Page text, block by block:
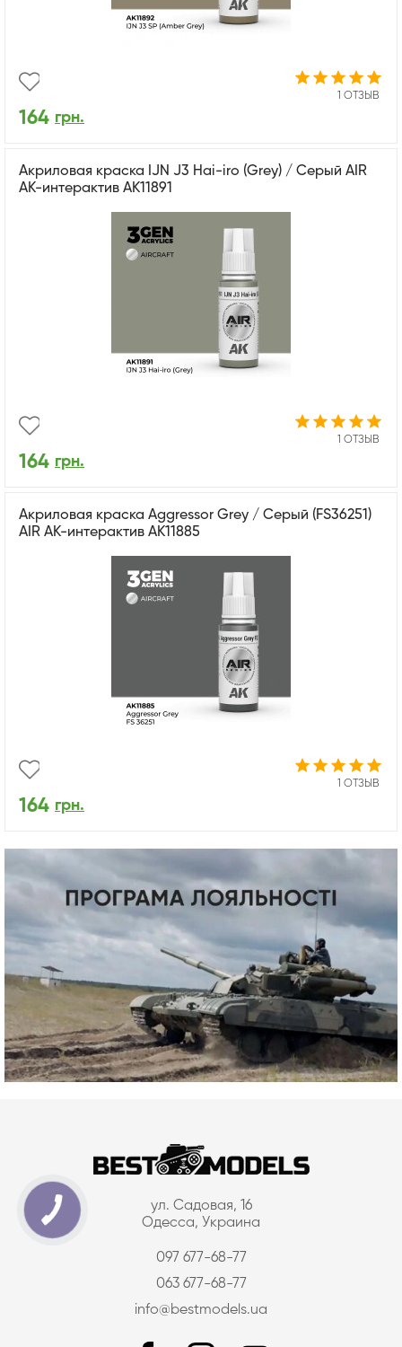
1 ОТЗЫВ
164 грн.
Акриловая краска IJN J3 Hai-iro (Grey) / Серый AIR
АК-интерактив AK11891
1 ОТЗЫВ
164 грн.
Акриловая краска Aggressor Grey / Серый (FS36251)
AIR АК-интерактив AK11885
1 ОТЗЫВ
164 грн.
ул. Садовая, 16
Одесса, Украина
097 677-68-77
063 677-68-77
info@bestmodels.ua